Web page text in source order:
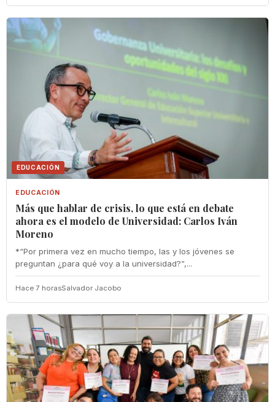
EDUCACIÓN
EDUCACIÓN
Más que hablar de crisis, lo que está en debate
ahora es el modelo de Universidad: Carlos Iván
Moreno
*“Por primera vez en mucho tiempo, las y los jóvenes se
preguntan ¿para qué voy a la universidad?”,...
Hace 7 horasSalvador Jacobo